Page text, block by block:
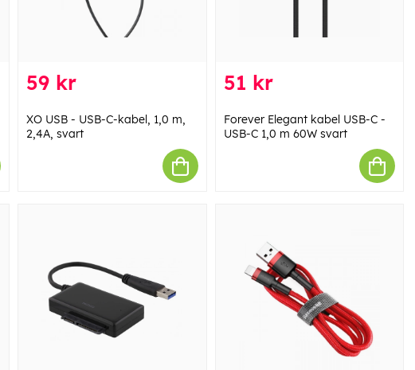
59 kr
XO USB - USB-C-kabel, 1,0 m,
2,4A, svart
51 kr
Forever Elegant kabel USB-C -
USB-C 1,0 m 60W svart